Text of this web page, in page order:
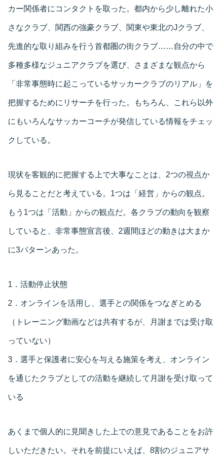
カー関係者にコンタクトを取った。都内から少し離れた小
さなクラブ、関西の強豪クラブ、関東や東北のJクラブ、
先進的な取り組みを行う首都圏の街クラブ……自分の中で
多種多様なジュニアクラブを選び、さまざまな観点から
「非常事態時に起こっているサッカークラブのリアル」を
把握するためにリサーチを行った。もちろん、これら以外
にもいろんなサッカーコーチが発信している情報をチェッ
クしている。
現状を客観的に把握する上で大事なことは、2つの視点か
ら見ることだと考えている。1つは「経営」からの観点。
もう1つは「活動」からの観点だ。各クラブの動向を観察
していると、非常事態宣言後、2週間ほどの動きは大まか
に3パターンあった。
1．活動停止状態
2．オンラインを活用し、選手との関係をつなぎとめる
（トレーニング動画などは共有するが、月謝までは受け取
っていない）
3．選手と保護者に安心を与える施策を考え、オンライン
を通じたクラブとしての活動を継続して月謝を受け取って
いる
あくまで個人的に見聞きした上での意見であることをお許
しいただきたい。それを前提にいえば、8割のジュニアサ